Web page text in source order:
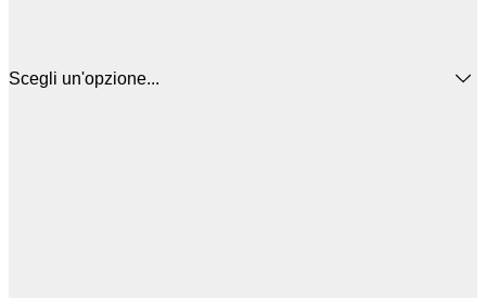
Scegli un'opzione...